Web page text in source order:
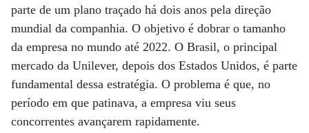
parte de um plano traçado há dois anos pela direção
mundial da companhia. O objetivo é dobrar o tamanho
da empresa no mundo até 2022. O Brasil, o principal
mercado da Unilever, depois dos Estados Unidos, é parte
fundamental dessa estratégia. O problema é que, no
período em que patinava, a empresa viu seus
concorrentes avançarem rapidamente.